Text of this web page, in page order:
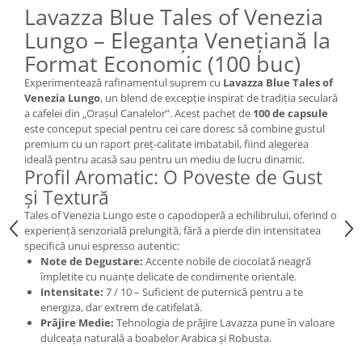
Lavazza Blue Tales of Venezia
Lungo – Eleganța Venețiană la
Format Economic (100 buc)
Experimentează rafinamentul suprem cu Lavazza Blue Tales of
Venezia Lungo, un blend de excepție inspirat de tradiția seculară
a cafelei din „Orașul Canalelor”. Acest pachet de 100 de capsule
este conceput special pentru cei care doresc să combine gustul
premium cu un raport preț-calitate imbatabil, fiind alegerea
ideală pentru acasă sau pentru un mediu de lucru dinamic.
Profil Aromatic: O Poveste de Gust
și Textură
Tales of Venezia Lungo este o capodoperă a echilibrului, oferind o
experiență senzorială prelungită, fără a pierde din intensitatea
specifică unui espresso autentic:
Note de Degustare: Accente nobile de ciocolată neagră
împletite cu nuanțe delicate de condimente orientale.
Intensitate: 7 / 10 – Suficient de puternică pentru a te
energiza, dar extrem de catifelată.
Prăjire Medie: Tehnologia de prăjire Lavazza pune în valoare
dulceața naturală a boabelor Arabica și Robusta.